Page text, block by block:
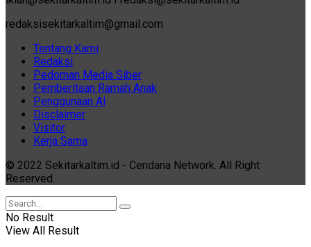
redaksisekitarkaltim@gmail.com
Tentang Kami
Redaksi
Pedoman Media Siber
Pemberitaan Ramah Anak
Penggunaan AI
Disclaimer
Visitor
Kerja Sama
© 2022 Sekitarkaltim.id - Cendana Network. All Right
Reserved.
No Result
View All Result